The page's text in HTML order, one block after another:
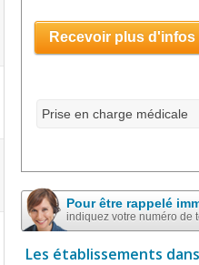
Recevoir plus d'infos
Prise en charge médicale
Pour être rappelé
indiquez votre numéro de
Les établissements